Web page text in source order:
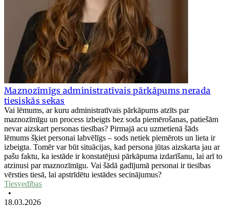
Maznozīmīgs administratīvais pārkāpums nerada
tiesiskās sekas
Vai lēmums, ar kuru administratīvais pārkāpums atzīts par
maznozīmīgu un process izbeigts bez soda piemērošanas, patiešām
nevar aizskart personas tiesības? Pirmajā acu uzmetienā šāds
lēmums šķiet personai labvēlīgs – sods netiek piemērots un lieta ir
izbeigta. Tomēr var būt situācijas, kad persona jūtas aizskarta jau ar
pašu faktu, ka iestāde ir konstatējusi pārkāpuma izdarīšanu, lai arī to
atzinusi par maznozīmīgu. Vai šādā gadījumā personai ir tiesības
vērsties tiesā, lai apstrīdētu iestādes secinājumus?
Tiesvedības
•
18.03.2026